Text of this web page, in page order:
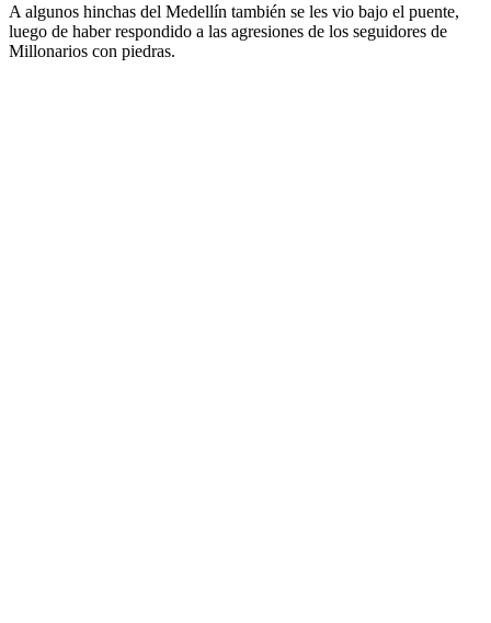
A algunos hinchas del Medellín también se les vio bajo el puente,
luego de haber respondido a las agresiones de los seguidores de
Millonarios con piedras.